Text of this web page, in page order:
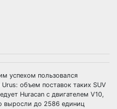
успехом пользовался
объем поставок таких SUV
Huracan с двигателем V10,
выросли до 2586 единиц